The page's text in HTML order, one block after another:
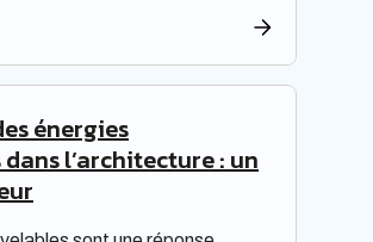
le cabinet de recrutement
énergies
l’architecture : un